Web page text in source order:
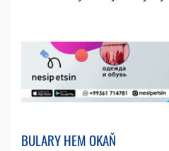
BULARY HEM OKAŇ